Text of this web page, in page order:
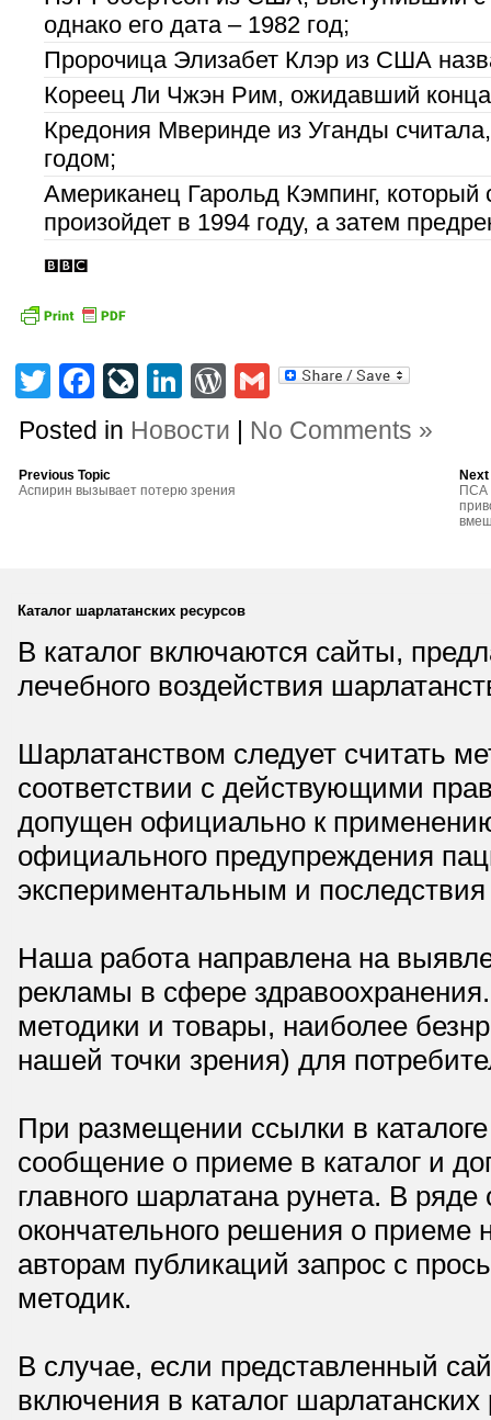
однако его дата – 1982 год;
Пророчица Элизабет Клэр из США
Кореец Ли Чжэн Рим, ожидавший конца
Кредония Мверинде из Уганды
годом;
Американец Гарольд Кэмпинг, который
произойдет в 1994 году, а затем
TwitterFacebook
LiveJournal
LinkedIn
WordPress
Gmail
Posted in Новости | No Comments »
Previous Topic
Аспирин вызывает потерю зрения
ПСА
Каталог шарлатанских ресурсов
В каталог включаются сайты,
лечебного воздействия
Шарлатанством следует считать
соответствии с действующими
допущен официально к
официального предупреждения
экспериментальным и
Наша работа направлена на
рекламы в сфере
методики и товары, наиболее
нашей точки зрения) для
При размещении ссылки в
сообщение о приеме в каталог и
главного шарлатана рунета. В
окончательного решения о приеме
авторам публикаций запрос с
методик.
В случае, если представленный
включения в каталог